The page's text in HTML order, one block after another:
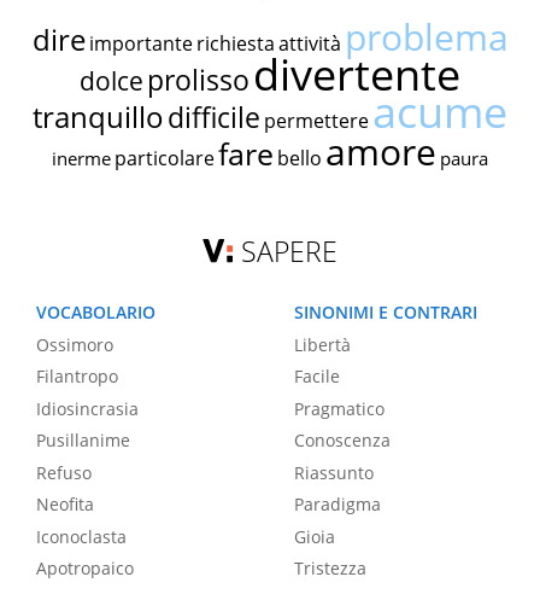
dire importante richiestaattività problema
dolce prolissodivertente
tranquillodifficile permettereacume
inerme particolarefare bello amore paura
SAPERE
VOCABOLARIO
Ossimoro
Filantropo
Idiosincrasia
Pusillanime
Refuso
Neofita
Iconoclasta
Apotropaico
SINONIMI E CONTRARI
Libertà
Facile
Pragmatico
Conoscenza
Riassunto
Paradigma
Gioia
Tristezza